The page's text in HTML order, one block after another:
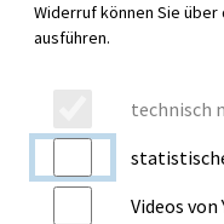
Widerruf können Sie über
ausführen.
technisch
Videos